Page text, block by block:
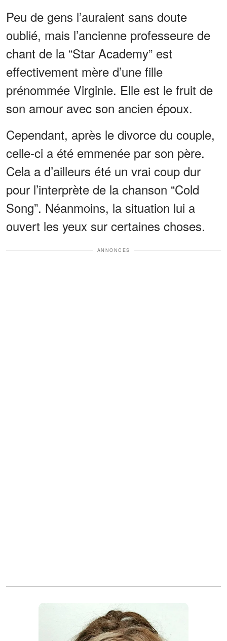
Peu de gens l’auraient sans doute
oublié, mais l’ancienne professeure de
chant de la “Star Academy” est
effectivement mère d’une fille
prénommée Virginie. Elle est le fruit de
son amour avec son ancien époux.
Cependant, après le divorce du couple,
celle-ci a été emmenée par son père.
Cela a d’ailleurs été un vrai coup dur
pour l’interprète de la chanson “Cold
Song”. Néanmoins, la situation lui a
ouvert les yeux sur certaines choses.
ANNONCES